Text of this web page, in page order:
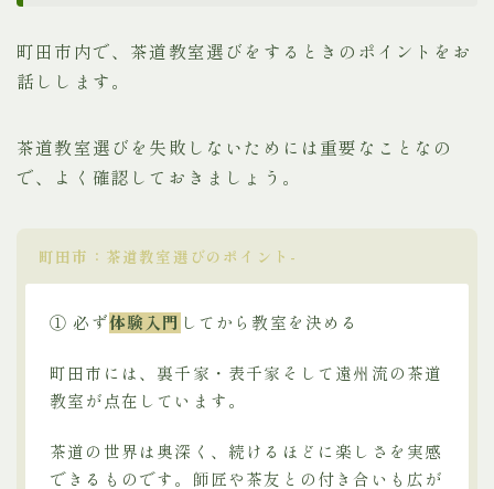
町田市内で、茶道教室選びをするときのポイントをお
話しします。
茶道教室選びを失敗しないためには重要なことなの
で、よく確認しておきましょう。
町田市：茶道教室選びのポイント-
① 必ず体験入門 してから教室を決める
町田市には、裏千家・表千家そして遠州流の茶道
教室が点在しています。
茶道の世界は奥深く、続けるほどに楽しさを実感
できるものです。師匠や茶友との付き合いも広が